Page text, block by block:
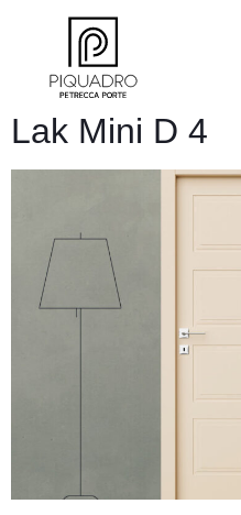
Lak Mini D 4